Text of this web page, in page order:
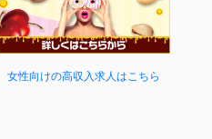
女性向けの高収入求人はこちら